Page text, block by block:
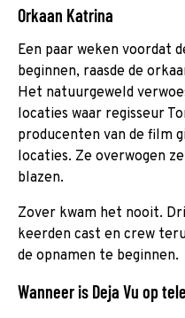
Orkaan Katrina
Een paar weken voordat
beginnen, raasde de
Het natuurgeweld
locaties waar regisseur
producenten van de film
locaties. Ze overwogen
blazen.
Zover kwam het nooit.
keerden cast en crew
de opnamen te beginnen.
Wanneer is Deja Vu op